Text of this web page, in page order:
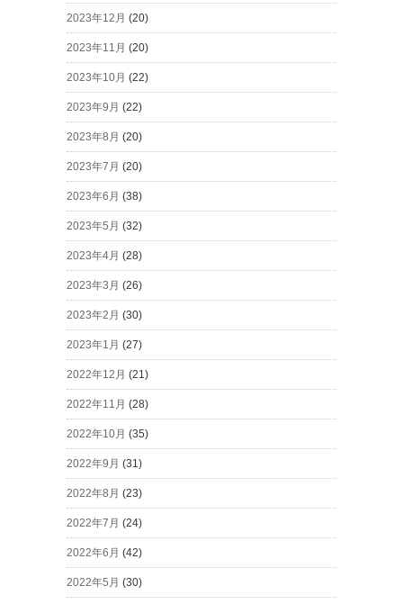
2023年12月 (20)
2023年11月 (20)
2023年10月 (22)
2023年9月 (22)
2023年8月 (20)
2023年7月 (20)
2023年6月 (38)
2023年5月 (32)
2023年4月 (28)
2023年3月 (26)
2023年2月 (30)
2023年1月 (27)
2022年12月 (21)
2022年11月 (28)
2022年10月 (35)
2022年9月 (31)
2022年8月 (23)
2022年7月 (24)
2022年6月 (42)
2022年5月 (30)